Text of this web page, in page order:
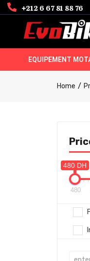
+212 6 67 81 88 76
EQUIPEMENT
Home
480 DH
480